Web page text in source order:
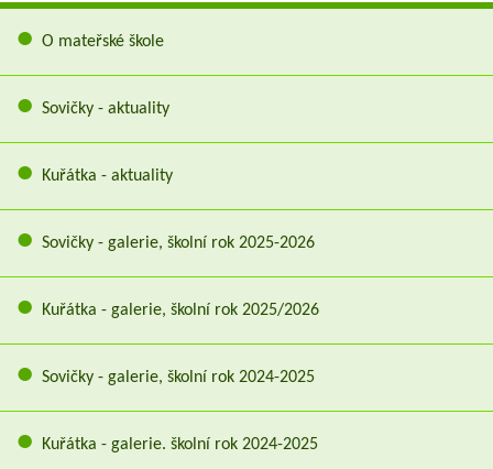
O mateřské škole
Sovičky - aktuality
Kuřátka - aktuality
Sovičky - galerie, školní rok 2025-2026
Kuřátka - galerie, školní rok 2025/2026
Sovičky - galerie, školní rok 2024-2025
Kuřátka - galerie. školní rok 2024-2025